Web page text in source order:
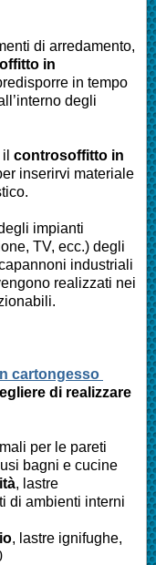
di arredamento,
in
in tempo
degli
controsoffitto in
inserirvi materiale
impianti
TV, ecc.) degli
industriali
realizzati nei
cartongesso
di realizzare
per le pareti
bagni e cucine
, lastre
di ambienti interni
, lastre ignifughe,